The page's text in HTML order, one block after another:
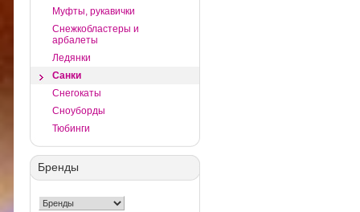
Муфты, рукавички
Снежкобластеры и
арбалеты
Ледянки
Санки
Снегокаты
Сноуборды
Тюбинги
Бренды